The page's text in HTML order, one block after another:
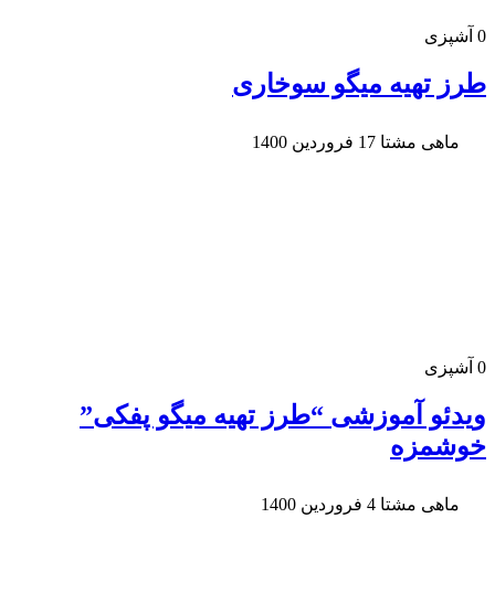
0 آشپزی
طرز تهیه میگو سوخاری
ماهی مشتا 17 فروردین 1400
0 آشپزی
ویدئو آموزشی “طرز تهیه میگو پفکی”
خوشمزه
ماهی مشتا 4 فروردین 1400